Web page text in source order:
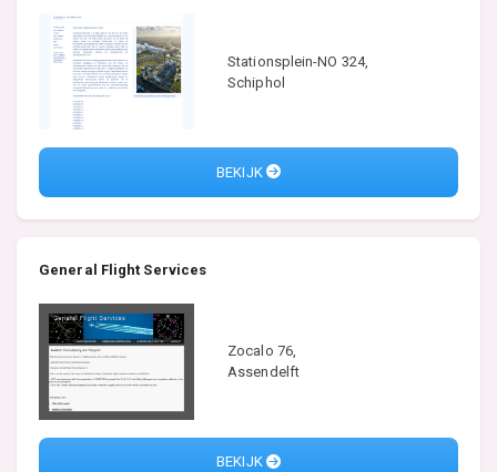
Stationsplein-NO 324,
Schiphol
BEKIJK
General Flight Services
Zocalo 76,
Assendelft
BEKIJK